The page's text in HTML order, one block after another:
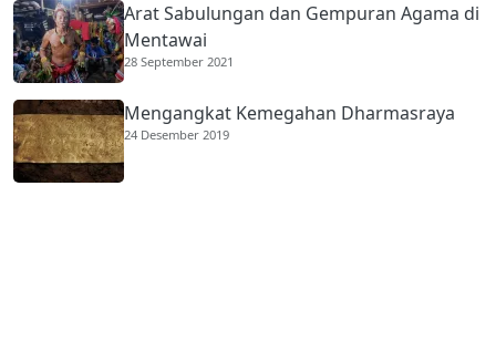
Arat Sabulungan dan Gempuran Agama di
Mentawai
28 September 2021
Mengangkat Kemegahan Dharmasraya
24 Desember 2019